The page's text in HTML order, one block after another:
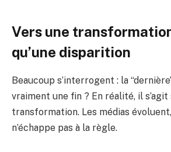
Vers une
qu’une disparition
Beaucoup s’interrogent : la
vraiment une fin ? En réalité, il s’agit
transformation. Les médias
n’échappe pas à la règle.